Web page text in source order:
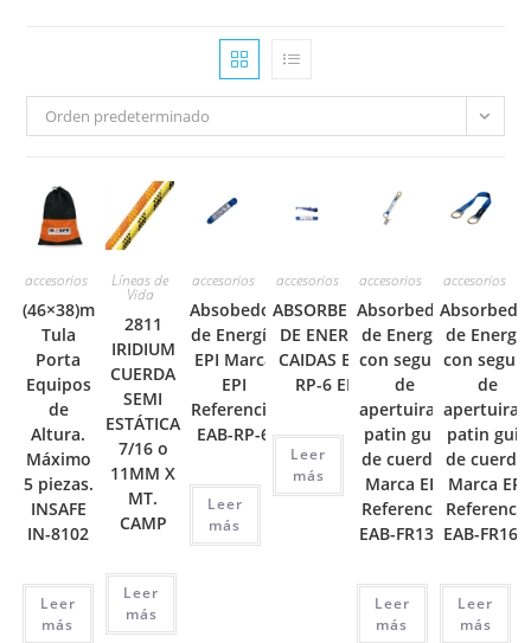
Orden predeterminado
accesorios
(46×38)m
Tula
Porta
Equipos
de
Altura.
Máximo
5 piezas.
INSAFE
IN-8102
Leer
más
Líneas de
Vida
2811
IRIDIUM
CUERDA
SEMI
ESTÁTICA
7/16 o
11MM X
MT.
CAMP
Leer
más
accesorios
Absobedor
de Energía
EPI Marca
EPI
Referencia
EAB-RP-6
Leer
más
accesorios
ABSORBEDOR
DE ENERGIA
CAIDAS EAB-
RP-6 EPI
Leer
más
accesorios
Absorbedor
de Energía
con seguro
de
apertuira y
patin guia
de cuerda.
Marca EPI
Referencia
EAB-FR13-6
Leer
más
accesorios
de Energía
con
de
apertuira
patin guia
de cuerda.
Marca EPI
Referencia
EAB-FR16-
Leer
más